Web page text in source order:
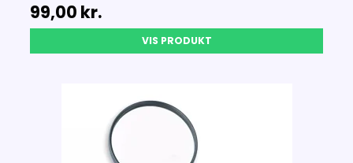
99,00 kr.
VIS PRODUKT